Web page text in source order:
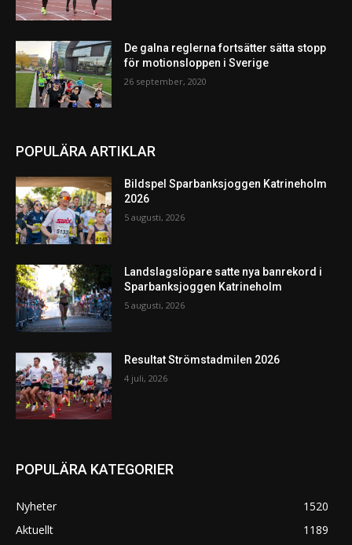
De galna reglerna fortsätter sätta stopp
för motionsloppen i Sverige
26 september, 2020
POPULÄRA ARTIKLAR
Bildspel Sparbanksjoggen Katrineholm
2026
5 augusti, 2026
Landslagslöpare satte nya banrekord i
Sparbanksjoggen Katrineholm
5 augusti, 2026
Resultat Strömstadmilen 2026
4 juli, 2026
POPULÄRA KATEGORIER
Nyheter
1520
Aktuellt
1189